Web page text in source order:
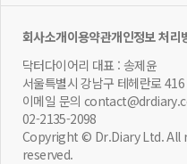
회사소개이용약관개인정보 처리
닥터다이어리 대표 : 송제윤
서울특별시 강남구 테헤란로
이메일 문의
02-2135-2098
Copyright © Dr.Diary Ltd. All
reserved.